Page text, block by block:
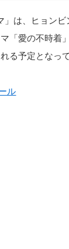
」は、ヒョン
「愛の不時着
る予定となって
ル